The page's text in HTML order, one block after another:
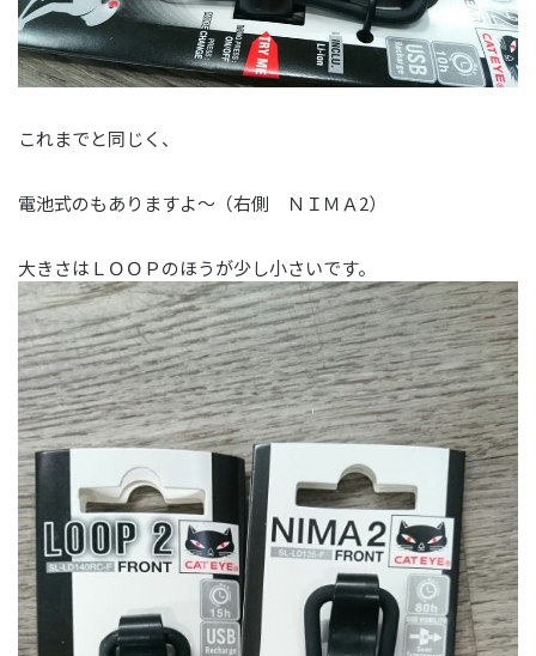
これまでと同じく、
電池式のもありますよ～（右側 ＮＩＭＡ2）
大きさはＬＯＯＰのほうが少し小さいです。